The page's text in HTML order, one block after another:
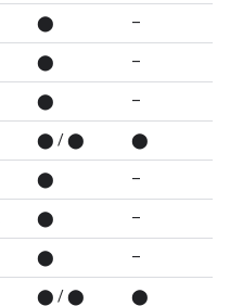
⬤ –
⬤ –
⬤ –
⬤ / ⬤ ⬤
⬤ –
⬤ –
⬤ –
⬤ / ⬤ ⬤